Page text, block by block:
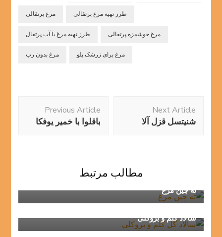
مرغ پرتقالی طرز تهیه مرغ پرتقالی
طرز تهیه مرغ با آب پرتقال مرغ خوشمزه پرتقالی
مرغ بدون رب مرغ برای زرشک پلو
Navigation
Previous Article
باقلوا با خمیر یوفکا
Next Article
شنیتسل قزل آلا
مطالب مرتبط
ته چین مرغ
سالاد کلم و بروکلی